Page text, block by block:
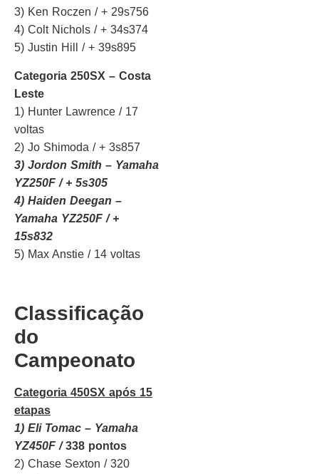
3) Ken Roczen / + 29s756
4) Colt Nichols / + 34s374
5) Justin Hill / + 39s895
Categoria 250SX – Costa
Leste
1) Hunter Lawrence / 17
voltas
2) Jo Shimoda / + 3s857
3) Jordon Smith – Yamaha
YZ250F / + 5s305
4) Haiden Deegan –
Yamaha YZ250F / +
15s832
5) Max Anstie / 14 voltas
Classificação
do
Campeonato
Categoria 450SX após 15
etapas
1) Eli Tomac – Yamaha
YZ450F /338 pontos
2) Chase Sexton / 320